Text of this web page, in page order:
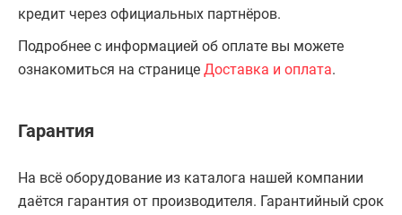
кредит через официальных партнёров.
Подробнее с информацией об оплате вы можете
ознакомиться на странице Доставка и оплата.
Гарантия
На всё оборудование из каталога нашей компании
даётся гарантия от производителя. Гарантийный срок